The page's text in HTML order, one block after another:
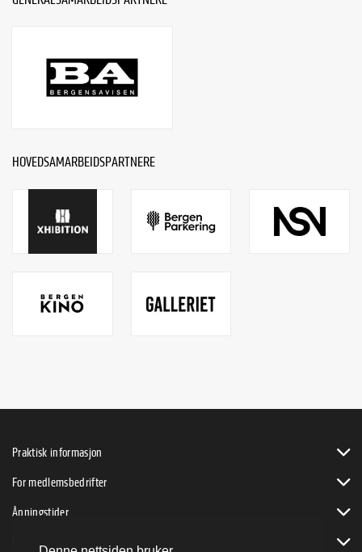
HOVEDSAMARBEIDSPARTNERE
Praktisk informasjon
For medlemsbedrifter
Åpningstider
Bli byVENN